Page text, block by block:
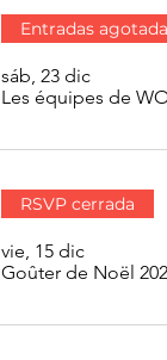
Entradas
sáb, 23 dic
Les équipes de
RSVP cerrada
vie, 15 dic
Goûter de Noël